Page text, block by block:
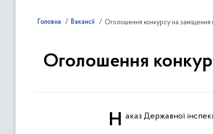
Головна Вакансії Оголошення конкурсу на заміщення
Оголошення
Наказ Державної